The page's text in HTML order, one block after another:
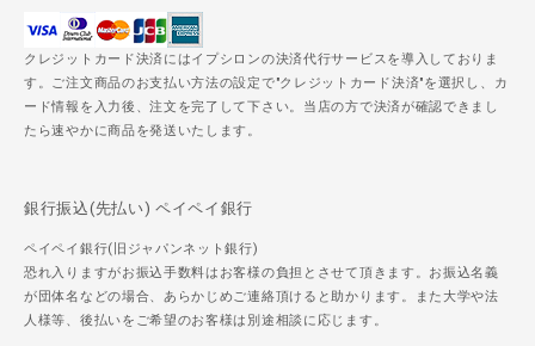
クレジットカード決済にはイプシロンの決済代行サービスを導入しておりま
す。ご注文商品のお支払い方法の設定で"クレジットカード決済"を選択し、カ
ード情報を入力後、注文を完了して下さい。当店の方で決済が確認できまし
たら速やかに商品を発送いたします。
銀行振込(先払い) ペイペイ銀行
ペイペイ銀行(旧ジャパンネット銀行)
恐れ入りますがお振込手数料はお客様の負担とさせて頂きます。お振込名義
が団体名などの場合、あらかじめご連絡頂けると助かります。また大学や法
人様等、後払いをご希望のお客様は別途相談に応じます。